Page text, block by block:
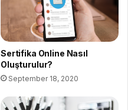
Sertifika Online Nasıl
Oluşturulur?
September 18, 2020